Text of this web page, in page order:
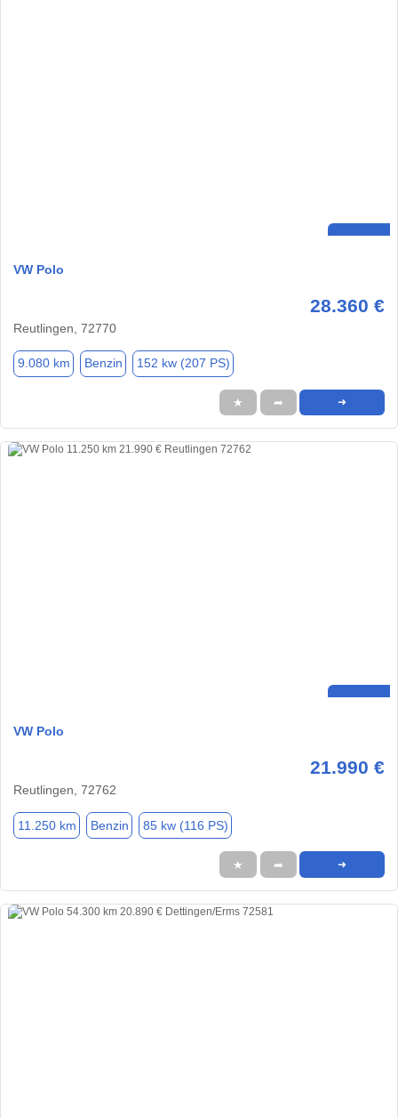
VW Polo
28.360 €
Reutlingen, 72770
9.080 km Benzin 152 kw (207 PS)
★ ➦ ➜
VW Polo
21.990 €
Reutlingen, 72762
11.250 km Benzin 85 kw (116 PS)
★ ➦ ➜